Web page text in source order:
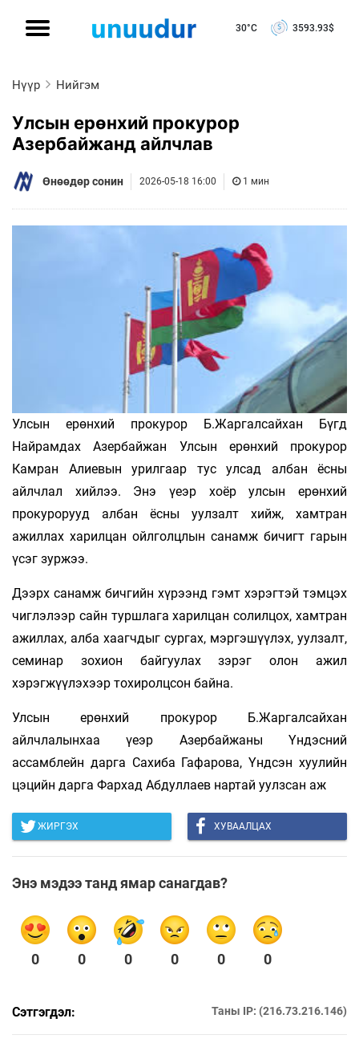
30°C 3593.93$
Нүүр Нийгэм
Улсын ерөнхий прокурор
Азербайжанд айлчлав
Өнөөдөр сонин 2026-05-18 16:00 1 мин
Улсын ерөнхий прокурор Б.Жаргалсайхан Бүгд
Найрамдах Азербайжан Улсын ерөнхий прокурор
Камран Алиевын урилгаар тус улсад албан ёсны
айлчлал хийлээ. Энэ үеэр хоёр улсын ерөнхий
прокурорууд албан ёсны уулзалт хийж, хамтран
ажиллах харилцан ойлголцлын санамж бичигт гарын
үсэг зуржээ.
Дээрх санамж бичгийн хүрээнд гэмт хэрэгтэй тэмцэх
чиглэлээр сайн туршлага харилцан солилцох, хамтран
ажиллах, алба хаагчдыг сургах, мэргэшүүлэх, уулзалт,
семинар зохион байгуулах зэрэг олон ажил
хэрэгжүүлэхээр тохиролцсон байна.
Улсын ерөнхий прокурор Б.Жаргалсайхан
айлчлалынхаа үеэр Азербайжаны Үндэсний
ассамблейн дарга Сахиба Гафарова, Үндсэн хуулийн
цэцийн дарга Фархад Абдуллаев нартай уулзсан аж
ЖИРГЭХ ХУВААЛЦАХ
Энэ мэдээ танд ямар санагдав?
0 0 0 0 0 0
Сэтгэгдэл: Таны IP: (216.73.216.146)